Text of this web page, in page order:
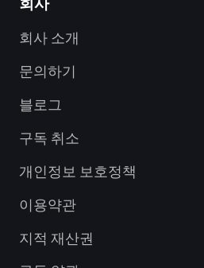
회사 소개
문의하기
블로그
구독 취소
개인정보 보호정책
이용약관
지적 재산권